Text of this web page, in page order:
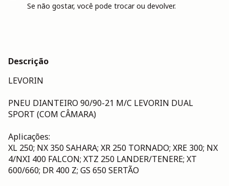
Se não gostar, você pode trocar ou devolver.
Descrição
LEVORIN
PNEU DIANTEIRO 90/90-21 M/C LEVORIN DUAL
SPORT (COM CÂMARA)
Aplicações:
XL 250; NX 350 SAHARA; XR 250 TORNADO; XRE 300; NX
4/NXI 400 FALCON; XTZ 250 LANDER/TENERE; XT
600/660; DR 400 Z; GS 650 SERTÃO